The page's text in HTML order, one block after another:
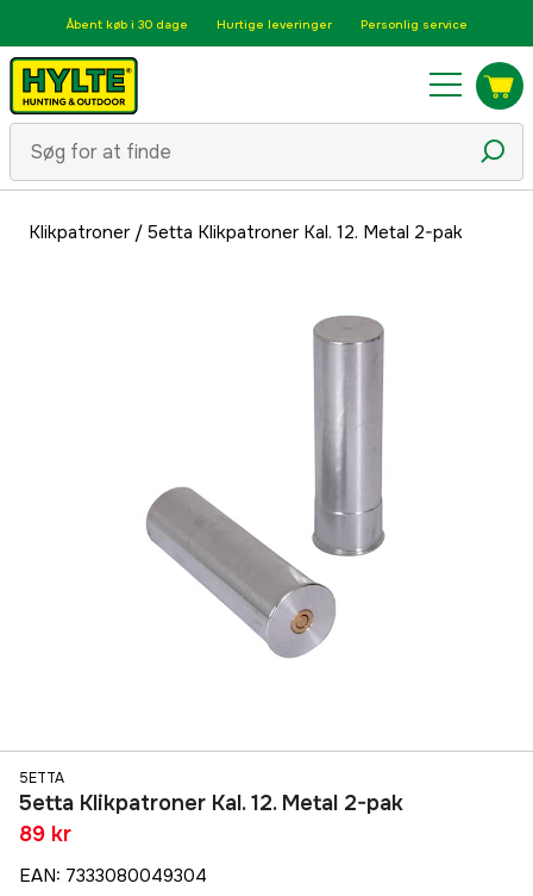
Åbent køb i 30 dage Hurtige leveringer Personlig service
Klikpatroner/ 5etta Klikpatroner Kal. 12. Metal 2-pak
5ETTA
5etta Klikpatroner Kal. 12. Metal 2-pak
89 kr
EAN: 7333080049304